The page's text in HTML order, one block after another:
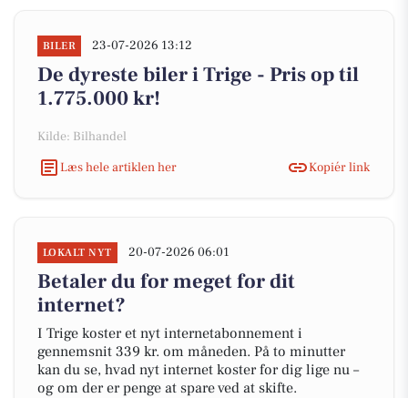
BILER 23-07-2026 13:12
De dyreste biler i Trige - Pris op til
1.775.000 kr!
Kilde: Bilhandel
Læs hele artiklen her
Kopiér link
LOKALT NYT 20-07-2026 06:01
Betaler du for meget for dit
internet?
I Trige koster et nyt internetabonnement i
gennemsnit 339 kr. om måneden. På to minutter
kan du se, hvad nyt internet koster for dig lige nu –
og om der er penge at spare ved at skifte.